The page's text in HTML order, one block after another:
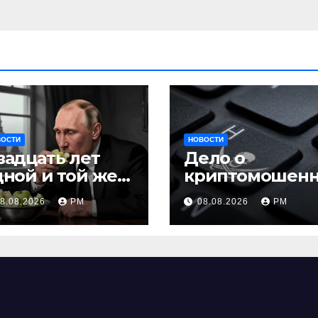
лет
и той же
РМ
НОВОСТИ
Дело о
честве
оборачивают в
содействие
08.08.2026 РМ